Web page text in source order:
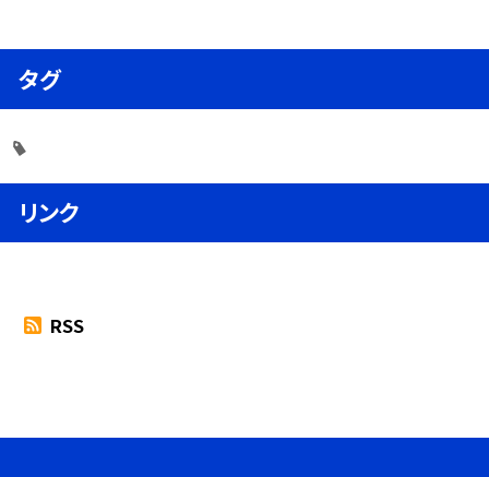
タグ
リンク
RSS